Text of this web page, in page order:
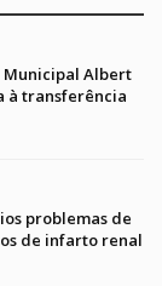
Municipal Albert
à transferência
problemas de
de infarto renal